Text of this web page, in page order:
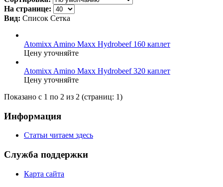
На странице:
Вид: Список Сетка
Atomixx Amino Maxx Hydrobeef 160 каплет
Цену уточняйте
Atomixx Amino Maxx Hydrobeef 320 каплет
Цену уточняйте
Показано с 1 по 2 из 2 (страниц: 1)
Информация
Статьи читаем здесь
Служба поддержки
Карта сайта